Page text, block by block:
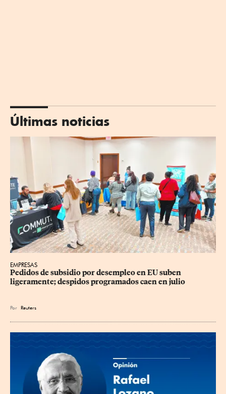
Últimas noticias
EMPRESAS
Pedidos de subsidio por desempleo en EU suben
ligeramente; despidos programados caen en julio
Por Reuters